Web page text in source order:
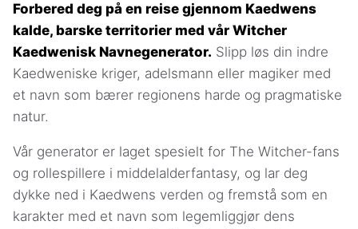
Forbered deg på en reise gjennom Kaedwens
kalde, barske territorier med vår Witcher
Kaedwenisk Navnegenerator. Slipp løs din indre
Kaedweniske kriger, adelsmann eller magiker med
et navn som bærer regionens harde og pragmatiske
natur.
Vår generator er laget spesielt for The Witcher-fans
og rollespillere i middelalderfantasy, og lar deg
dykke ned i Kaedwens verden og fremstå som en
karakter med et navn som legemliggjør dens